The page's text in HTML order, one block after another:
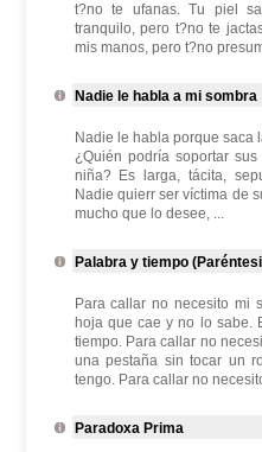
t?no te ufanas. Tu piel
tranquilo, pero t?no te
mis manos, pero t?no
Nadie le habla a mi sombra
Nadie le habla porque saca
¿Quién podría soportar
niña? Es larga, tácita,
Nadie quierr ser víctima de
mucho que lo desee, ...
Palabra y tiempo
Para callar no necesito mi
hoja que cae y no lo sabe.
tiempo. Para callar no
una pestaña sin tocar un
tengo. Para callar no
Paradoxa Prima